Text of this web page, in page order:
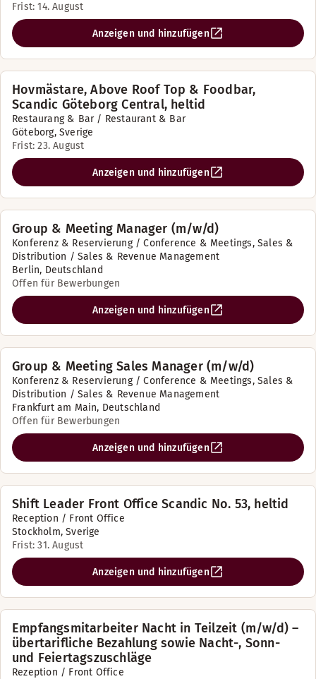
Frist: 14. August
Anzeigen und hinzufügen
Hovmästare, Above Roof Top & Foodbar,
Scandic Göteborg Central, heltid
Restaurang & Bar / Restaurant & Bar
Göteborg, Sverige
Frist: 23. August
Anzeigen und hinzufügen
Group & Meeting Manager (m/w/d)
Konferenz & Reservierung / Conference & Meetings, Sales &
Distribution / Sales & Revenue Management
Berlin, Deutschland
Offen für Bewerbungen
Anzeigen und hinzufügen
Group & Meeting Sales Manager (m/w/d)
Konferenz & Reservierung / Conference & Meetings, Sales &
Distribution / Sales & Revenue Management
Frankfurt am Main, Deutschland
Offen für Bewerbungen
Anzeigen und hinzufügen
Shift Leader Front Office Scandic No. 53, heltid
Reception / Front Office
Stockholm, Sverige
Frist: 31. August
Anzeigen und hinzufügen
Empfangsmitarbeiter Nacht in Teilzeit (m/w/d) –
übertarifliche Bezahlung sowie Nacht-, Sonn-
und Feiertagszuschläge
Rezeption / Front Office